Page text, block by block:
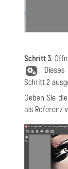
Schritt 3.
.
Schritt 2
Geben Sie
als Referenz